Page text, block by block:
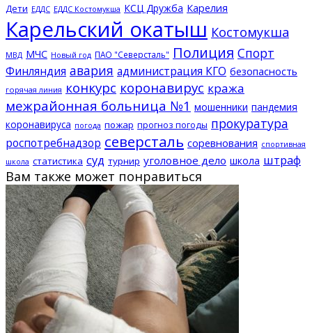
Дети ЕДДС ЕДДС Костомукша КСЦ Дружба Карелия
Карельский окатыш Костомукша
МВД МЧС Новый год ПАО "Северсталь" Полиция Спорт
Финляндия авария администрация КГО безопасность
горячая линия конкурс коронавирус кража
межрайонная больница №1 мошенники пандемия
коронавируса погода пожар прогноз погоды прокуратура
роспотребнадзор северсталь соревнования спортивная
школа статистика суд турнир уголовное дело школа штраф
Вам также может понравиться